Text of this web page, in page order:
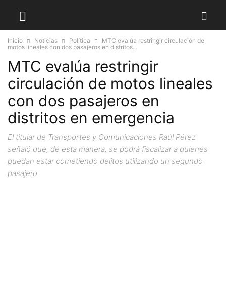
Inicio Noticias Política
MTC evalúa restringir circulación de
motos lineales con dos pasajeros en distritos...
MTC evalúa restringir
circulación de motos lineales
con dos pasajeros en
distritos en emergencia
El titular de Transportes y Comunicaciones Raúl Pérez
señaló que, de esta manera, se podrá fiscalizar a quienes
puedan estar cometiendo delitos utilizando un segundo
pasajero.